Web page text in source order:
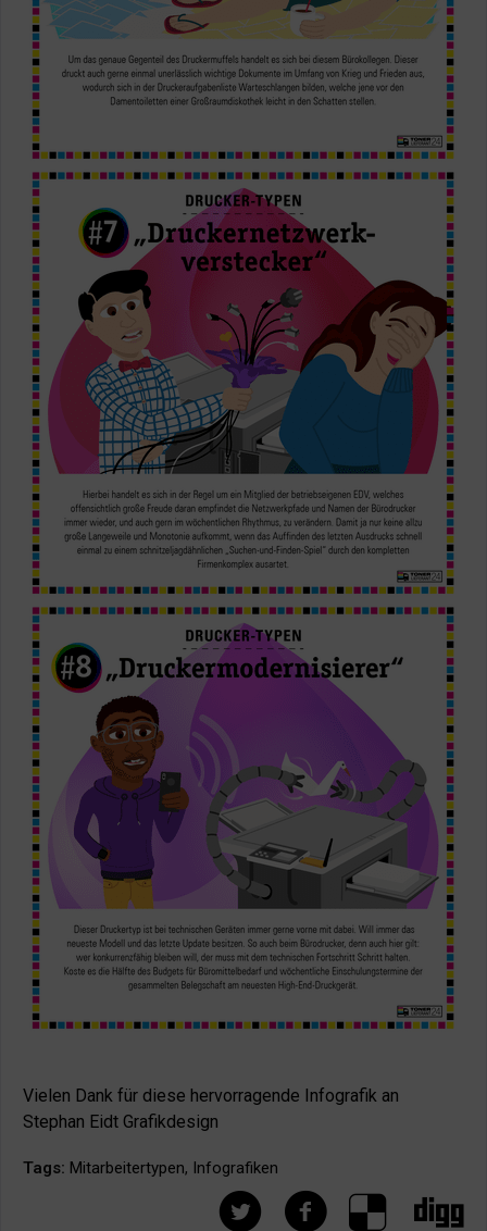
Vielen Dank für diese hervorragende Infografik an
Stephan Eidt Grafikdesign
Tags: Mitarbeitertypen, Infografiken